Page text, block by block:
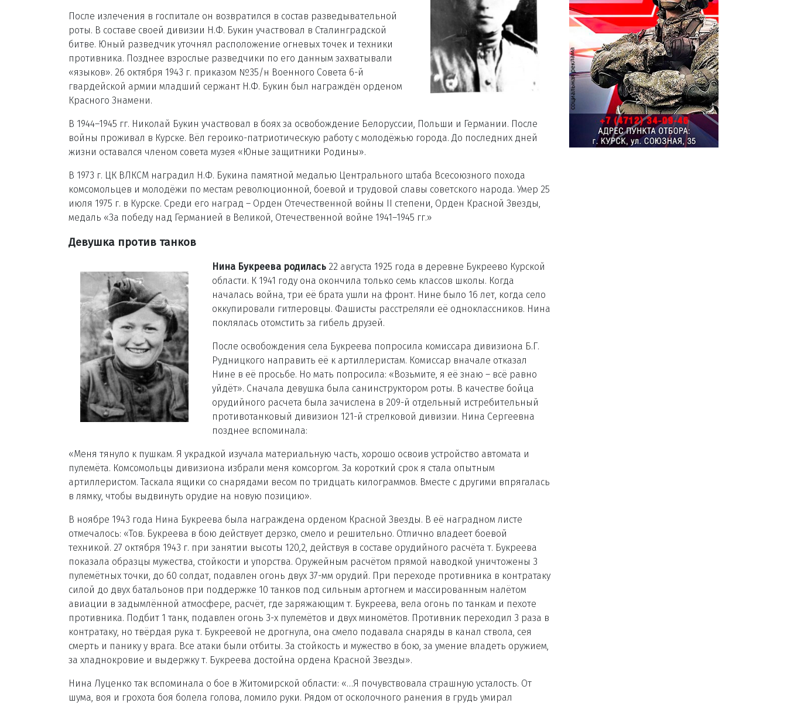
После излечения в госпитале он возвратился в состав разведывательной
роты. В составе своей дивизии Н.Ф. Букин участвовал в Сталинградской
битве. Юный разведчик уточнял расположение огневых точек и техники
противника. Позднее взрослые разведчики по его данным захватывали
«языков». 26 октября 1943 г. приказом №35/н Военного Совета 6-й
гвардейской армии младший сержант Н.Ф. Букин был награждён орденом
Красного Знамени.
В 1944–1945 гг. Николай Букин участвовал в боях за освобождение Белоруссии, Польши и Германии. После
войны проживал в Курске. Вёл героико-патриотическую работу с молодёжью города. До последних дней
жизни оставался членом совета музея «Юные защитники Родины».
В 1973 г. ЦК ВЛКСМ наградил Н.Ф. Букина памятной медалью Центрального штаба Всесоюзного похода
комсомольцев и молодёжи по местам революционной, боевой и трудовой славы советского народа. Умер 25
июля 1975 г. в Курске. Среди его наград – Орден Отечественной войны II степени, Орден Красной Звезды,
медаль «За победу над Германией в Великой, Отечественной войне 1941–1945 гг.»
Девушка против танков
Нина Букреева родилась 22 августа 1925 года в деревне Букреево Курской
области. К 1941 году она окончила только семь классов школы. Когда
началась война, три её брата ушли на фронт. Нине было 16 лет, когда село
оккупировали гитлеровцы. Фашисты расстреляли её одноклассников. Нина
поклялась отомстить за гибель друзей.
После освобождения села Букреева попросила комиссара дивизиона Б.Г.
Рудницкого направить её к артиллеристам. Комиссар вначале отказал
Нине в её просьбе. Но мать попросила: «Возьмите, я её знаю – всё равно
уйдёт». Сначала девушка была санинструктором роты. В качестве бойца
орудийного расчета была зачислена в 209-й отдельный истребительный
противотанковый дивизион 121-й стрелковой дивизии. Нина Сергеевна
позднее вспоминала:
«Меня тянуло к пушкам. Я украдкой изучала материальную часть, хорошо освоив устройство автомата и
пулемёта. Комсомольцы дивизиона избрали меня комсоргом. За короткий срок я стала опытным
артиллеристом. Таскала ящики со снарядами весом по тридцать килограммов. Вместе с другими впрягалась
в лямку, чтобы выдвинуть орудие на новую позицию».
В ноябре 1943 года Нина Букреева была награждена орденом Красной Звезды. В её наградном листе
отмечалось: «Тов. Букреева в бою действует дерзко, смело и решительно. Отлично владеет боевой
техникой. 27 октября 1943 г. при занятии высоты 120,2, действуя в составе орудийного расчёта т. Букреева
показала образцы мужества, стойкости и упорства. Оружейным расчётом прямой наводкой уничтожены 3
пулемётных точки, до 60 солдат, подавлен огонь двух 37-мм орудий. При переходе противника в контратаку
силой до двух батальонов при поддержке 10 танков под сильным артогнем и массированным налётом
авиации в задымлённой атмосфере, расчёт, где заряжающим т. Букреева, вела огонь по танкам и пехоте
противника. Подбит 1 танк, подавлен огонь 3-х пулемётов и двух миномётов. Противник переходил 3 раза в
контратаку, но твёрдая рука т. Букреевой не дрогнула, она смело подавала снаряды в канал ствола, сея
смерть и панику у врага. Все атаки были отбиты. За стойкость и мужество в бою, за умение владеть оружием,
за хладнокровие и выдержку т. Букреева достойна ордена Красной Звезды».
Нина Луценко так вспоминала о бое в Житомирской области: «…Я почувствовала страшную усталость. От
шума, воя и грохота боя болела голова, ломило руки. Рядом от осколочного ранения в грудь умирал